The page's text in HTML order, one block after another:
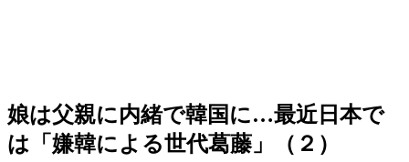
娘は父親に内緒で韓国に…最近日本で
は「嫌韓による世代葛藤」（２）